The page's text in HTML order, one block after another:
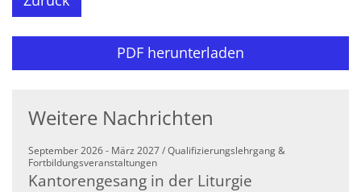
PDF herunterladen
Weitere Nachrichten
September 2026 - März 2027 / Qualifizierungslehrgang &
Fortbildungsveranstaltungen:
Kantorengesang in der Liturgie